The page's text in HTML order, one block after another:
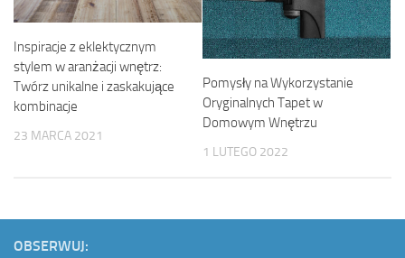
Inspiracje z eklektycznym
stylem w aranżacji wnętrz:
Twórz unikalne i zaskakujące
kombinacje
23 MARCA 2021
Pomysły na Wykorzystanie
Oryginalnych Tapet w
Domowym Wnętrzu
1 LUTEGO 2022
OBSERWUJ: